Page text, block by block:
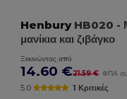
HenburyHB020 -
μανίκια και ζιβάγκο
Ξεκινώντας από
14.60 €21.59 € ΦΠΑ
5.0 1 Κριτικές